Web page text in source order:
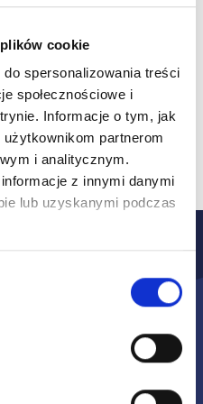
cookie
spersonalizowania treści
społecznościowe i
Informacje o tym, jak
partnerom
i analitycznym.
z innymi danymi
lub uzyskanymi podczas
z należytą
pokaże stan
pojazd
wygodne!